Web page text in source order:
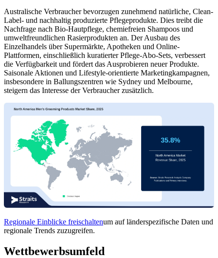
Australische Verbraucher bevorzugen zunehmend natürliche, Clean-
Label- und nachhaltig produzierte Pflegeprodukte. Dies treibt die
Nachfrage nach Bio-Hautpflege, chemiefreien Shampoos und
umweltfreundlichen Rasierprodukten an. Der Ausbau des
Einzelhandels über Supermärkte, Apotheken und Online-
Plattformen, einschließlich kuratierter Pflege-Abo-Sets, verbessert
die Verfügbarkeit und fördert das Ausprobieren neuer Produkte.
Saisonale Aktionen und Lifestyle-orientierte Marketingkampagnen,
insbesondere in Ballungszentren wie Sydney und Melbourne,
steigern das Interesse der Verbraucher zusätzlich.
Regionale Einblicke freischaltenum auf länderspezifische Daten und
regionale Trends zuzugreifen.
Wettbewerbsumfeld